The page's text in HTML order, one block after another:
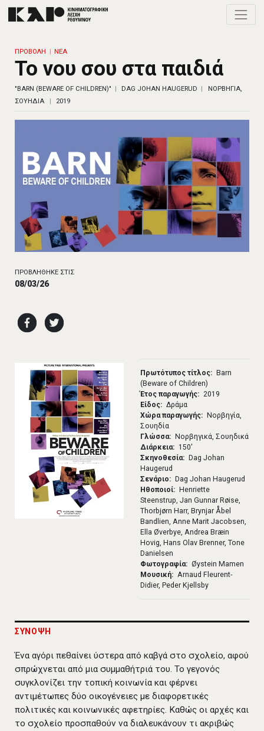
ΠΡΟΒΟΛΗ ΝΕΑ
Το νου σου στα παιδιά
"BARN (BEWARE OF CHILDREN)" DAG JOHAN HAUGERUD
ΝΟΡΒΗΓΙΑ,
ΣΟΥΗΔΙΑ
2019
ΣΥΝΟΨΗ
Ένα αγόρι πεθαίνει ύστερα από καβγά στο σχολείο, αφού
σπρώχνεται από μια συμμαθήτριά του. Το γεγονός
συγκλονίζει την τοπική κοινωνία και φέρνει
αντιμέτωπες δύο οικογένειες με διαφορετικές
πολιτικές και κοινωνικές αφετηρίες. Καθώς οι αρχές και
το σχολείο προσπαθούν να διαλευκάνουν τι ακριβώς
Πρωτότυπος τίτλος
Barn
(Beware of Children)
Έτος παραγωγής
2019
Είδος
Δράμα
Χώρα παραγωγής
Νορβηγία,
Σουηδία
Γλώσσα
Νορβηγικά, Σουηδικά
Διάρκεια
150′
Σκηνοθεσία
Dag Johan
Haugerud
Σενάριο
Dag Johan Haugerud
Ηθοποιοί
Henriette
Steenstrup, Jan Gunnar Røise,
Thorbjørn Harr, Brynjar Åbel
Bandlien, Anne Marit Jacobsen,
Ella Øverbye, Andrea Bræin
Hovig, Hans Olav Brenner, Tone
Danielsen
Φωτογραφία
Øystein Mamen
Μουσική
Arnaud Fleurent-
Didier, Peder Kjellsby
ΠΡΟΒΛΗΘΗΚΕ ΣΤΙΣ
08/03/26